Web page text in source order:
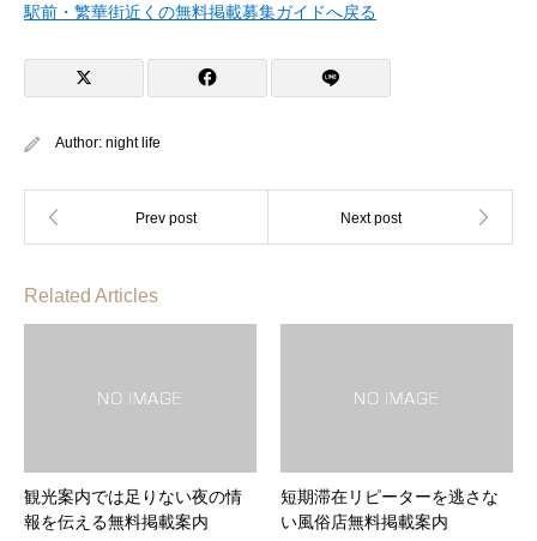
駅前・繁華街近くの無料掲載募集ガイドへ戻る
Author: night life
Related Articles
観光案内では足りない夜の情
報を伝える無料掲載案内
短期滞在リピーターを逃さな
い風俗店無料掲載案内